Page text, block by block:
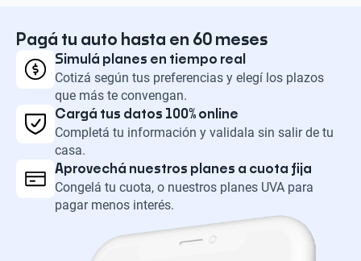
Pagá tu auto hasta en 60 meses
Simulá planes en tiempo real
Cotizá según tus preferencias y elegí los plazos
que más te convengan.
Cargá tus datos 100% online
Completá tu información y validala sin salir de tu
casa.
Aprovechá nuestros planes a cuota fija
Congelá tu cuota, o nuestros planes UVA para
pagar menos interés.